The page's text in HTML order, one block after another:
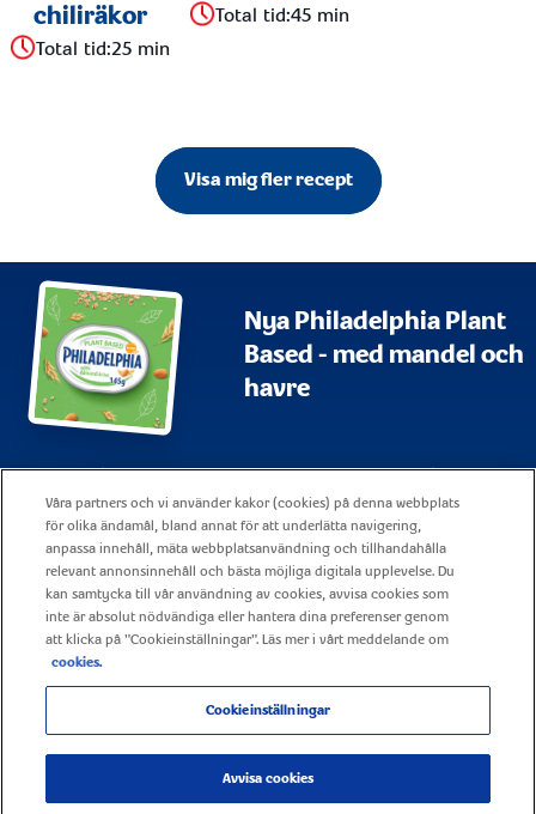
chiliräkor
Total tid:25 min
Total tid:45 min
Visa mig fler recept
Nya Philadelphia Plant
Based - med mandel och
havre
Webbplatskarta
Visa alla vanliga frågor och svar
Policy för cookies
Sekretesspolicy
Användningsvillkor
Företagsrapportering
Kontakt
Karriär
© 2025 Mondelez United Kingdom –Alla rättigheter förbehållna
Våra partners och vi använder kakor (cookies) på denna webbplats
för olika ändamål, bland annat för att underlätta navigering,
anpassa innehåll, mäta webbplatsanvändning och tillhandahålla
relevant annonsinnehåll och bästa möjliga digitala upplevelse. Du
kan samtycka till vår användning av cookies, avvisa cookies som
inte är absolut nödvändiga eller hantera dina preferenser genom
att klicka på "Cookieinställningar". Läs mer i vårt meddelande om
cookies.
Cookieinställningar
Avvisa cookies